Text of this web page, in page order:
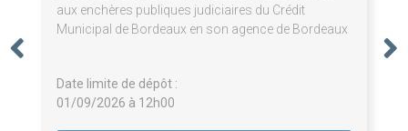
aux enchères publiques judiciaires du Crédit
Municipal de Bordeaux en son agence de Bordeaux
Date limite de dépôt :
01/09/2026 à 12h00